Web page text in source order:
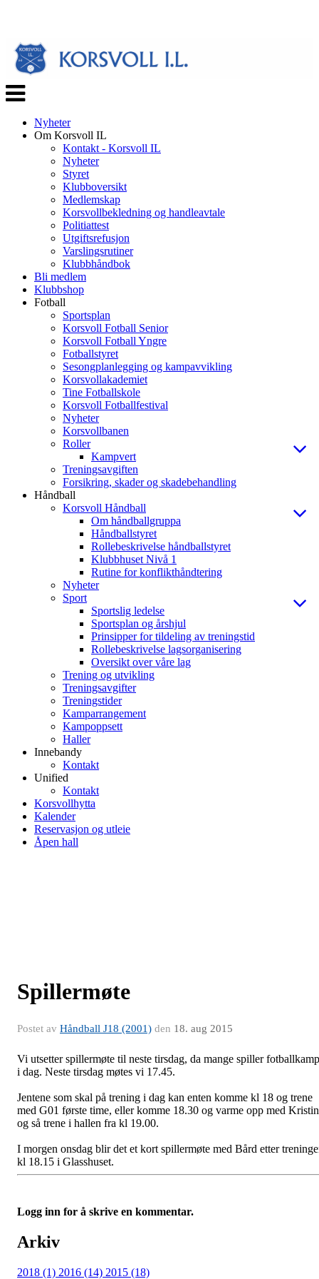
Veksle
navigasjon
Nyheter
Om Korsvoll IL
Kontakt - Korsvoll IL
Nyheter
Styret
Klubboversikt
Medlemskap
Korsvollbekledning og handleavtale
Politiattest
Utgiftsrefusjon
Varslingsrutiner
Klubbhåndbok
Bli medlem
Klubbshop
Fotball
Sportsplan
Korsvoll Fotball Senior
Korsvoll Fotball Yngre
Fotballstyret
Sesongplanlegging og kampavvikling
Korsvollakademiet
Tine Fotballskole
Korsvoll Fotballfestival
Nyheter
Korsvollbanen
Roller
Kampvert
Treningsavgiften
Forsikring, skader og skadebehandling
Håndball
Korsvoll Håndball
Om håndballgruppa
Håndballstyret
Rollebeskrivelse håndballstyret
Klubbhuset Nivå 1
Rutine for konflikthåndtering
Nyheter
Sport
Sportslig ledelse
Sportsplan og årshjul
Prinsipper for tildeling av treningstid
Rollebeskrivelse lagsorganisering
Oversikt over våre lag
Trening og utvikling
Treningsavgifter
Treningstider
Kamparrangement
Kampoppsett
Haller
Innebandy
Kontakt
Unified
Kontakt
Korsvollhytta
Kalender
Reservasjon og utleie
Åpen hall
Spillermøte
Postet av Håndball J18 (2001) den 18. aug 2015
Vi utsetter spillermøte til neste tirsdag, da mange spiller fotballkamp
i dag. Neste tirsdag møtes vi 17.45.
Jentene som skal på trening i dag kan enten komme kl 18 og trene
med G01 første time, eller komme 18.30 og varme opp med Kristin
og så trene i hallen fra kl 19.00.
I morgen onsdag blir det et kort spillermøte med Bård etter
kl 18.15 i Glasshuset.
Logg inn for å skrive en kommentar.
Arkiv
2018 (1) 2016 (14) 2015 (18)